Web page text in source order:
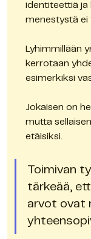
identiteettiä ja
menestystä ei
Lyhimmillään
kerrotaan
esimerkiksi
Jokaisen on
mutta
etäisiksi.
Toimivan
tärkeää,
arvot ovat